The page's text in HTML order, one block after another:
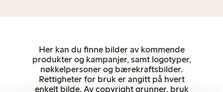
Her kan du finne bilder av kommende
produkter og kampanjer, samt logotyper,
nøkkelpersoner og bærekraftsbilder.
Rettigheter for bruk er angitt på hvert
enkelt bilde. Av copyright grunner, bruk